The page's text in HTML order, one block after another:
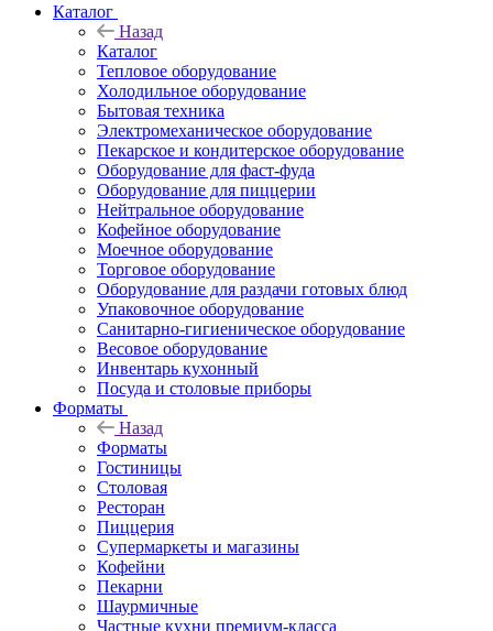
Каталог
Назад
Каталог
Тепловое оборудование
Холодильное оборудование
Бытовая техника
Электромеханическое оборудование
Пекарское и кондитерское оборудование
Оборудование для фаст-фуда
Оборудование для пиццерии
Нейтральное оборудование
Кофейное оборудование
Моечное оборудование
Торговое оборудование
Оборудование для раздачи готовых блюд
Упаковочное оборудование
Санитарно-гигиеническое оборудование
Весовое оборудование
Инвентарь кухонный
Посуда и столовые приборы
Форматы
Назад
Форматы
Гостиницы
Столовая
Ресторан
Пиццерия
Супермаркеты и магазины
Кофейни
Пекарни
Шаурмичные
Частные кухни премиум-класса